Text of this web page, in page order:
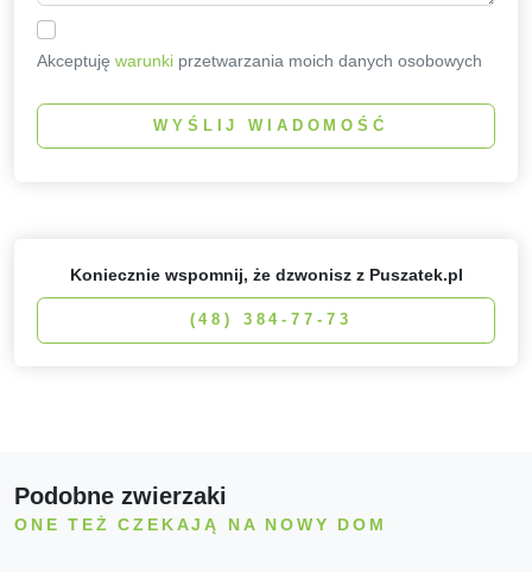
Akceptujęwarunki przetwarzania moich danych osobowych
WYŚLIJ WIADOMOŚĆ
Koniecznie wspomnij, że dzwonisz z Puszatek.pl
(48) 384-77-73
Podobne zwierzaki
ONE TEŻ CZEKAJĄ NA NOWY DOM